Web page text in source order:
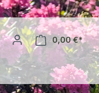
0,00 €*